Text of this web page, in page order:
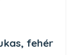
fehér